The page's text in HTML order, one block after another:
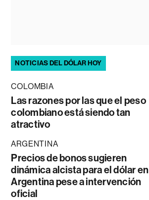
NOTICIAS DEL DÓLAR HOY
COLOMBIA
Las razones por las que el peso
colombiano está siendo tan
atractivo
ARGENTINA
Precios de bonos sugieren
dinámica alcista para el dólar en
Argentina pese a intervención
oficial